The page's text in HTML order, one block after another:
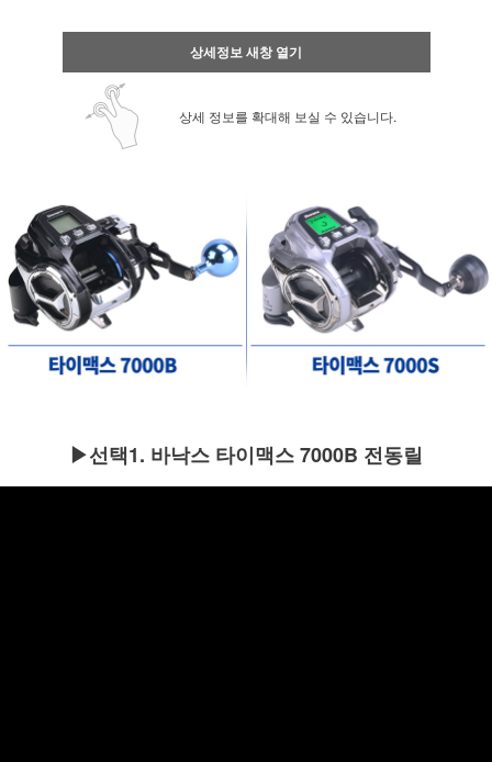
상세정보 새창 열기
상세 정보를 확대해 보실 수 있습니다.
▶선택1. 바낙스 타이맥스 7000B 전동릴